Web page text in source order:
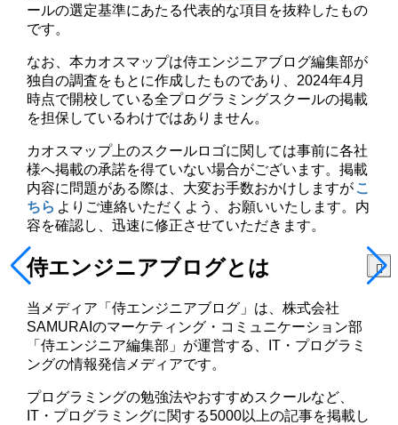
ールの選定基準にあたる代表的な項目を抜粋したもの
です。
なお、本カオスマップは侍エンジニアブログ編集部が
独自の調査をもとに作成したものであり、2024年4月
時点で開校している全プログラミングスクールの掲載
を担保しているわけではありません。
カオスマップ上のスクールロゴに関しては事前に各社
様へ掲載の承諾を得ていない場合がございます。掲載
内容に問題がある際は、大変お手数おかけしますが こ
ちら よりご連絡いただくよう、お願いいたします。内
容を確認し、迅速に修正させていただきます。
侍エンジニアブログとは
当メディア「侍エンジニアブログ」は、株式会社
SAMURAIのマーケティング・コミュニケーション部
「侍エンジニア編集部」が運営する、IT・プログラミ
ングの情報発信メディアです。
プログラミングの勉強法やおすすめスクールなど、
IT・プログラミングに関する5000以上の記事を掲載し